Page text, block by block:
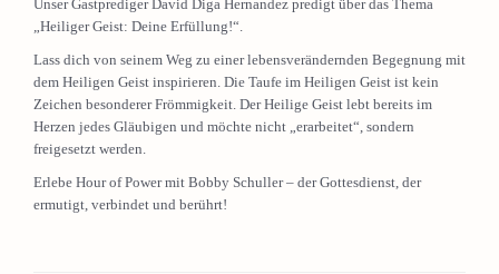
Unser Gastprediger David Diga Hernandez predigt über das Thema
„Heiliger Geist: Deine Erfüllung!“.
Lass dich von seinem Weg zu einer lebensverändernden Begegnung mit
dem Heiligen Geist inspirieren. Die Taufe im Heiligen Geist ist kein
Zeichen besonderer Frömmigkeit. Der Heilige Geist lebt bereits im
Herzen jedes Gläubigen und möchte nicht „erarbeitet“, sondern
freigesetzt werden.
Erlebe Hour of Power mit Bobby Schuller – der Gottesdienst, der
ermutigt, verbindet und berührt!